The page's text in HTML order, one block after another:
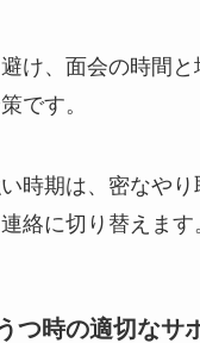
け、面会の時間と
です。
時期は、密なや
絡に切り替えます
つ時の適切なサ